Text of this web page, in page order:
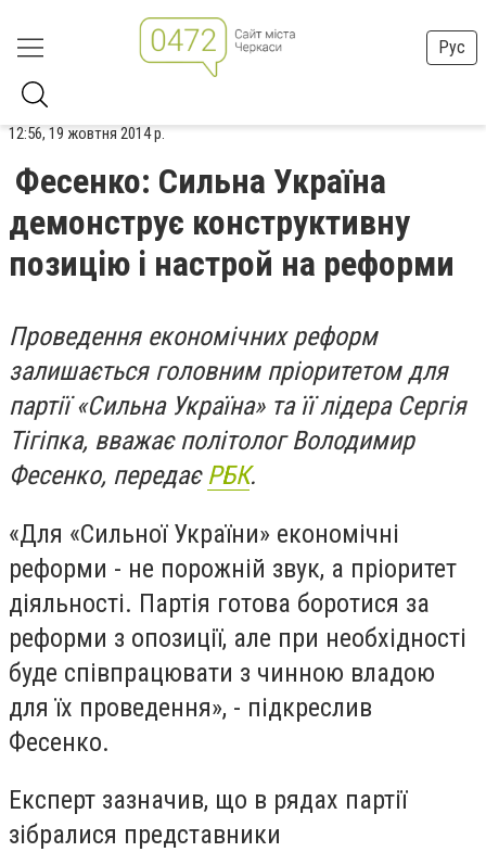
Рус
12:56, 19 жовтня 2014 р.
Фесенко: Сильна Україна
демонструє конструктивну
позицію і настрой на реформи
Проведення економічних реформ
залишається головним пріоритетом для
партії «Сильна Україна» та її лідера Сергія
Тігіпка, вважає політолог Володимир
Фесенко, передає РБК.
«Для «Сильної України» економічні
реформи - не порожній звук, а пріоритет
діяльності. Партія готова боротися за
реформи з опозиції, але при необхідності
буде співпрацювати з чинною владою
для їх проведення», - підкреслив
Фесенко.
Експерт зазначив, що в рядах партії
зібралися представники